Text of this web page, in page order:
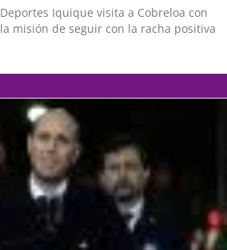
Deportes Iquique visita a Cobreloa con
la misión de seguir con la racha positiva